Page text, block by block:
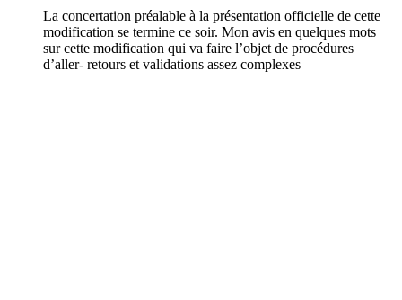
La concertation préalable à la présentation officielle de cette
modification se termine ce soir. Mon avis en quelques mots
sur cette modification qui va faire l’objet de procédures
d’aller- retours et validations assez complexes